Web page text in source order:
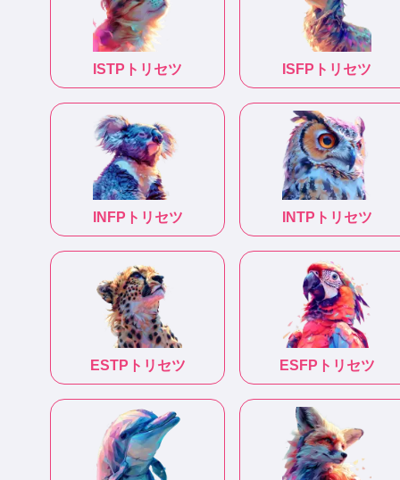
ISTP トリセツ ISFP トリセツ
INFP トリセツ INTP トリセツ
ESTP トリセツ ESFP トリセツ